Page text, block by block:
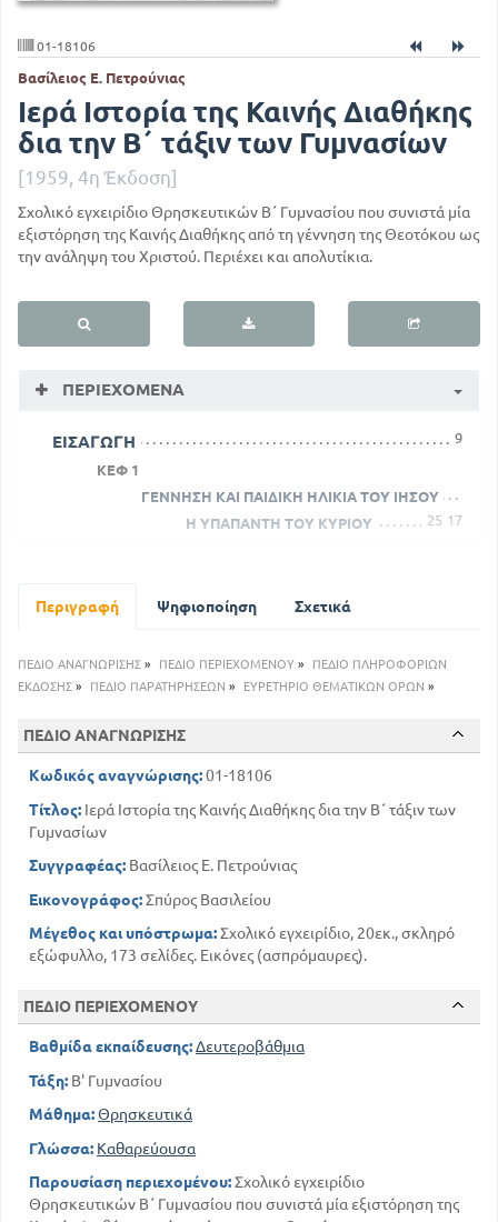
01-18106
Βασίλειος Ε. Πετρούνιας
Ιερά Ιστορία της Καινής Διαθήκης
δια την Β΄ τάξιν των Γυμνασίων
[1959, 4η Έκδοση]
Σχολικό εγχειρίδιο Θρησκευτικών Β΄ Γυμνασίου που συνιστά μία
εξιστόρηση της Καινής Διαθήκης από τη γέννηση της Θεοτόκου ως
την ανάληψη του Χριστού. Περιέχει και απολυτίκια.
ΠΕΡΙΕΧΌΜΕΝΑ
ΕΙΣΑΓΩΓΗ 9
ΚΕΦ 1
ΓΕΝΝΗΣΗ ΚΑΙ ΠΑΙΔΙΚΗ ΗΛΙΚΙΑ ΤΟΥ ΙΗΣΟΥ
17
Η ΥΠΑΠΑΝΤΗ ΤΟΥ ΚΥΡΙΟΥ
25
ΚΕΦ 2
ΤΟ ΠΡΩΤΟ ΘΑΥΜΑ ΤΟΥ ΙΗΣΟΥ ΕΝ
ΚΕΦ 3
Ο ΙΗΣΟΥΣ ΔΙΔΑΣΚΑΛΟΣ ΚΑΙ ΘΑΥΜΑΤΟΥΡΓΟΣ
ΠΕΡΙ ΠΡΟΣΕΥΧΗΣ
58
Η ΕΝ ΓΑΛΙΛΑΙΑ ΔΡΑΣΗ ΚΑΙ ΔΙΔΑΣΚΑΛΙΑ ΤΟΥ
ΙΗΣΟΥ
Η ΘΕΡΑΠΕΙΑ ΤΟΥ ΠΑΡΑΛΥΤΙΚΟΥ
ΤΗΣ ΚΑΠΕΡΝΑΟΥΜ
ΚΕΦ 5
ΑΝΤΙΔΡΑΣΕΙΣ ΑΠΌ ΤΟΥΣ ΓΡΑΜΜΑΤΕΙΣ ΚΑΙ
ΚΕΦ 6
Ο ΔΙΔΑΣΚΑΛΟΣ ΚΙ ΕΥΕΡΓΕΤΗΣ ΕΝ ΦΑΝΕΡΩ
ΔΙΩΓΜΩ ΑΠΌ ΤΟΥΣ ΓΡΑΜΜΑΤΕΙΣ ΚΑΙ
ΦΑΡΙΣΑΙΟΥΣ
104
Η ΠΑΡΑΒΟΛΗ ΤΟΥ ΚΑΛΟΥ
ΣΑΜΑΡΕΙΤΗ
Περιγραφή Ψηφιοποίηση Σχετικά
ΠΕΔΙΟ ΑΝΑΓΝΩΡΙΣΗΣ » ΠΕΔΙΟ ΠΕΡΙΕΧΟΜΕΝΟΥ »
ΠΕΔΙΟ ΠΛΗΡΟΦΟΡΙΩΝ
ΕΚΔΟΣΗΣ » ΠΕΔΙΟ ΠΑΡΑΤΗΡΗΣΕΩΝ » ΕΥΡΕΤΗΡΙΟ ΘΕΜΑΤΙΚΩΝ ΟΡΩΝ »
ΠΕΔΙΟ ΑΝΑΓΝΩΡΙΣΗΣ
Κωδικός αναγνώρισης:01-18106
Τίτλος: Ιερά Ιστορία της Καινής Διαθήκης δια την Β΄ τάξιν των
Γυμνασίων
Συγγραφέας: Βασίλειος Ε. Πετρούνιας
Εικονογράφος:Σπύρος Βασιλείου
Μέγεθος και υπόστρωμα:Σχολικό εγχειρίδιο, 20εκ., σκληρό
εξώφυλλο, 173 σελίδες. Εικόνες (ασπρόμαυρες).
ΠΕΔΙΟ ΠΕΡΙΕΧΟΜΕΝΟΥ
Βαθμίδα εκπαίδευσης:Δευτεροβάθμια
Τάξη: Β' Γυμνασίου
Μάθημα:Θρησκευτικά
Γλώσσα: Καθαρεύουσα
Παρουσίαση περιεχομένου:Σχολικό εγχειρίδιο
Θρησκευτικών Β΄ Γυμνασίου που συνιστά μία εξιστόρηση της